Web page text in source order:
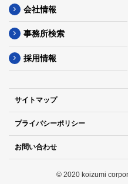
会社情報
事務所検索
採用情報
サイトマップ
プライバシーポリシー
お問い合わせ
© 2020 koizumi